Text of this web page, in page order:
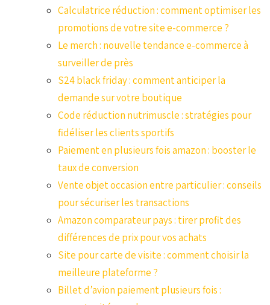
Calculatrice réduction : comment optimiser les
promotions de votre site e-commerce ?
Le merch : nouvelle tendance e-commerce à
surveiller de près
S24 black friday : comment anticiper la
demande sur votre boutique
Code réduction nutrimuscle : stratégies pour
fidéliser les clients sportifs
Paiement en plusieurs fois amazon : booster le
taux de conversion
Vente objet occasion entre particulier : conseils
pour sécuriser les transactions
Amazon comparateur pays : tirer profit des
différences de prix pour vos achats
Site pour carte de visite : comment choisir la
meilleure plateforme ?
Billet d’avion paiement plusieurs fois :